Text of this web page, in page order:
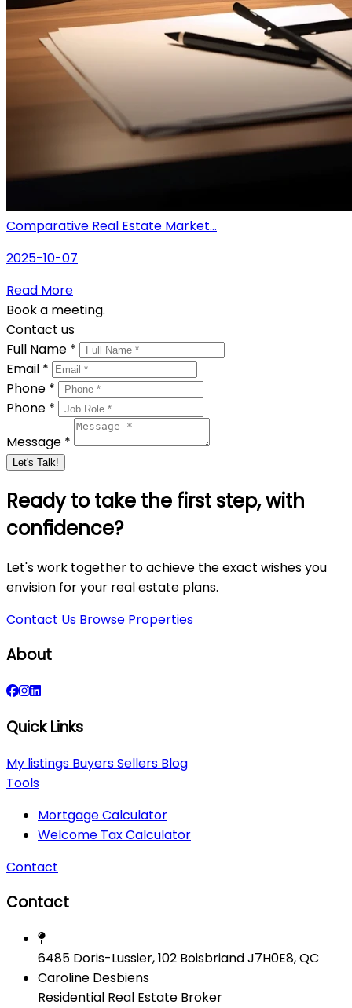
Comparative Real Estate Market...
2025-10-07
Read More
Book a meeting.
Contact us
Full Name *
Email *
Phone *
Phone *
Message *
Let's Talk!
Ready to take the first step, with
confidence?
Let's work together to achieve the exact wishes you
envision for your real estate plans.
Contact Us Browse Properties
About
Quick Links
My listings BuyersSellers Blog
Tools
Mortgage Calculator
Welcome Tax Calculator
Contact
Contact
6485 Doris-Lussier, 102 Boisbriand J7H0E8, QC
Caroline Desbiens
Residential Real Estate Broker